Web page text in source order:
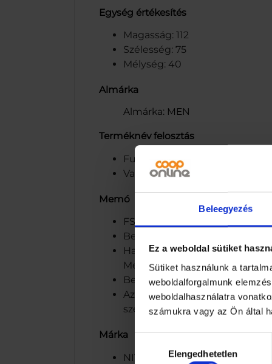
Beleegyezés
Ez a weboldal sütiket
Sütiket használunk a
weboldalforgalmunk
weboldalhasználatra
számukra vagy az Ön által
kiválasztásaElengedhetetlen
Egység értékesítés
Magasság: 112
Szélesség: 75
Mélység: 40
Almárka
Almárka: MEN
Terméknév felosztás
Funkcionális név: After shave
Variáns: Sensitive
Memó
FSC® C012938 – Mix
Beiersdorf Kft., +36 1 457 900
Használat: Vigye fel a
Men Sensitive Borotvagélt
Beiersdorf Kft., +36 1 457 900
Az After Shave véd az
szemben: égető érzés, bőrpír,
Márka
NIVEA